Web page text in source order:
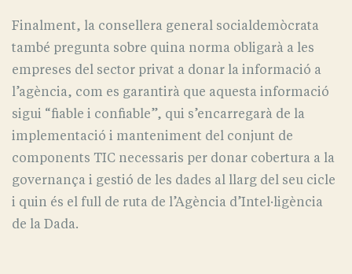
Finalment, la consellera general socialdemòcrata
també pregunta sobre quina norma obligarà a les
empreses del sector privat a donar la informació a
l’agència, com es garantirà que aquesta informació
sigui “fiable i confiable”, qui s’encarregarà de la
implementació i manteniment del conjunt de
components TIC necessaris per donar cobertura a la
governança i gestió de les dades al llarg del seu cicle
i quin és el full de ruta de l’Agència d’Intel·ligència
de la Dada.